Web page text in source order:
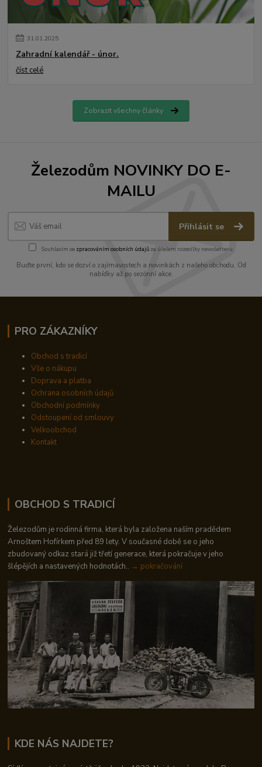
31.01.2025
Zahradní kalendář - únor.
číst celé
Zobrazit všechny články
Železodům NOVINKY DO E-
MAILU
Přihlásit se
Souhlasím se zpracováním osobních údajůza účelem rozesílky newsletteru.
Buďte první, kdo se dozví o zajímavostech a novinkách z našeho obchodu. Od
nabídky až po sezónní akce.
PRO ZÁKAZNÍKY
Obchod s tradicí
Vše o nákupu
Doprava a platba
Ochrana osobních údajů
Obchodní podmínky
Odstoupení od smlouvy
Velkoobchod
Kontakt
OBCHOD S TRADICÍ
Železodům je rodinná firma, která byla založena naším pradědem
Arnoštem Hofírkem před 89 lety. V současné době se o jeho
zbudovaný odkaz stará již třetí generace, která pokračuje v jeho
šlépějích a nastavených hodnotách.. → pokračování
KDE NÁS NAJDETE?